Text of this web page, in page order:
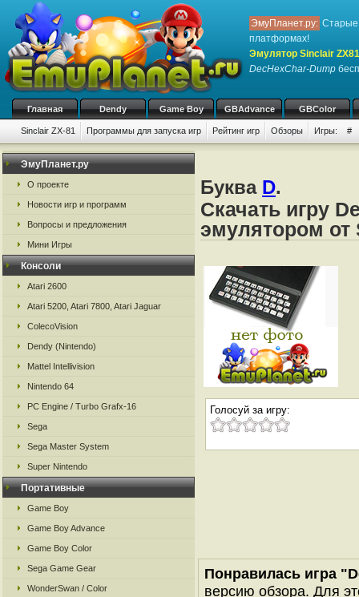
ЭмуПланет.ру: Старые
платформах!
Эмулятор Sinclair ZX81
DecHexChar-Dump
Главная Dendy Game Boy GBAdvance GBColor
Sinclair ZX-81 Программы для запуска игр Рейтинг игр Обзоры Игры: #
ЭмуПланет.ру
О проекте
Новости игр и программ
Вопросы и предложения
Мини Игры
Консоли
Atari 2600
Atari 5200, Atari 7800, Atari Jaguar
ColecoVision
Dendy (Nintendo)
Mattel Intellivision
Nintendo 64
PC Engine / Turbo Grafx-16
Sega
Sega Master System
Super Nintendo
Портативные
Game Boy
Game Boy Advance
Game Boy Color
Sega Game Gear
WonderSwan / Color
Буква D.
Скачать игру
эмулятором от
Голосуй за игру:
Понравилась игра
версию обзора. Для